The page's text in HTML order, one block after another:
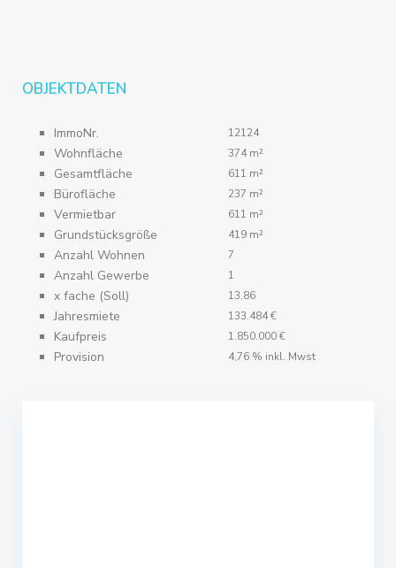
OBJEKTDATEN
ImmoNr.
Wohnfläche
Gesamtfläche
Bürofläche
Vermietbar
Grundstücksgröße
Anzahl Wohnen
Anzahl Gewerbe
x fache (Soll)
Jahresmiete
Kaufpreis
Provision
12124
374 m²
611 m²
237 m²
611 m²
419 m²
7
1
13,86
133.484 €
1.850.000 €
4,76 % inkl. Mwst